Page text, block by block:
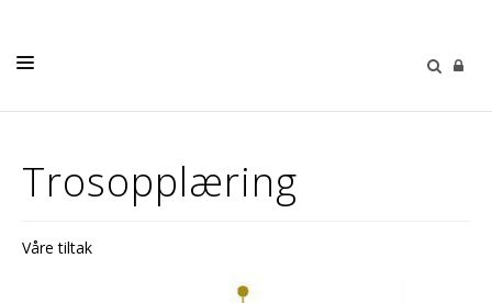
NYHETER
Trosopplæring
Våre tiltak